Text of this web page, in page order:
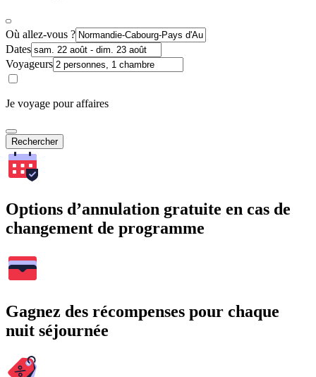
Où allez-vous ?
Dates
Voyageurs
Je voyage pour affaires
Rechercher
Options d’annulation gratuite en cas de
changement de programme
Gagnez des récompenses pour chaque
nuit séjournée